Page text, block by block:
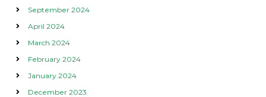
September 2024
April 2024
March 2024
February 2024
January 2024
December 2023